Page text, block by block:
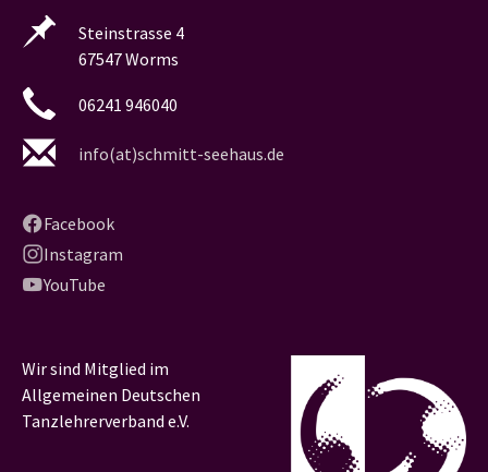
Steinstrasse 4
67547 Worms
06241 946040
info(at)schmitt-seehaus.de
Facebook
Instagram
YouTube
Wir sind Mitglied im
Allgemeinen Deutschen
Tanzlehrerverband e.V.